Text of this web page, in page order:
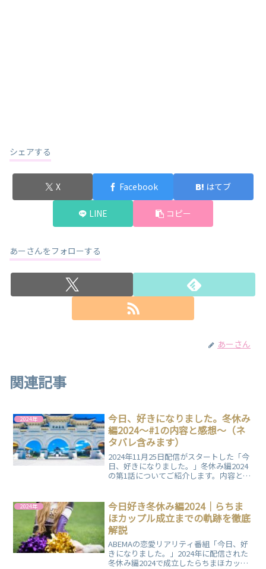
シェアする
X Facebook はてブ
LINE コピー
あーさんをフォローする
あーさん
関連記事
2024年
今日、好きになりました。冬休み
編2024～#1の内容と感想～（ネ
タバレ含みます）
2024年11月25日配信がスタートした「今
日、好きになりました。」冬休み編2024
の第1話についてご紹介します。内容と一
2024年
今日好き冬休み編2024｜らちま
ほカップル成立までの軌跡を徹底
解説
ABEMAの恋愛リアリティ番組「今日、好
きになりました。」2024年に配信された
冬休み編2024で成立したらちまほカップ